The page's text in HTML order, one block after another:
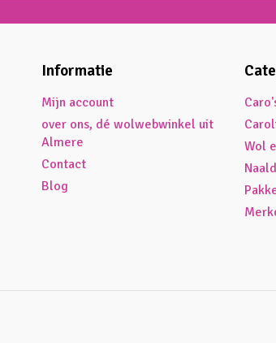
Informatie
Mijn account
over ons, dé wolwebwinkel uit
Almere
Contact
Blog
Wol